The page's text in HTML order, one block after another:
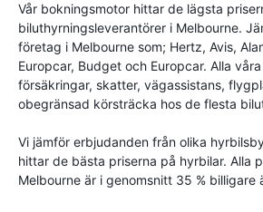
Vår bokningsmotor hittar de lägsta
biluthyrningsleverantörer i Melbourne.
företag i Melbourne som; Hertz, Avis,
Europcar, Budget och Europcar. Alla
försäkringar, skatter, vägassistans,
obegränsad körsträcka hos de flesta
Vi jämför erbjudanden från olika
hittar de bästa priserna på hyrbilar. Alla
Melbourne är i genomsnitt 35 % billigare